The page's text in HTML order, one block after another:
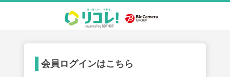
会員ログインはこちら